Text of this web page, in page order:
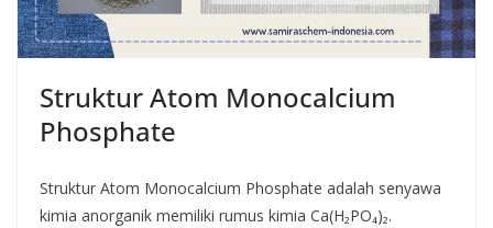
Struktur Atom Monocalcium
Phosphate
Struktur Atom Monocalcium Phosphate adalah senyawa
kimia anorganik memiliki rumus kimia Ca(H₂PO₄)₂.